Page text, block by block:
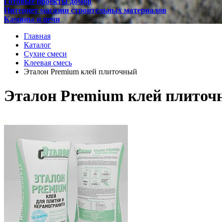
Интернет магазин строительных материалов
Камины и печи
Главная
Каталог
Сухие смеси
Клеевая смесь
Эталон Premium клей плиточный
Эталон Premium клей